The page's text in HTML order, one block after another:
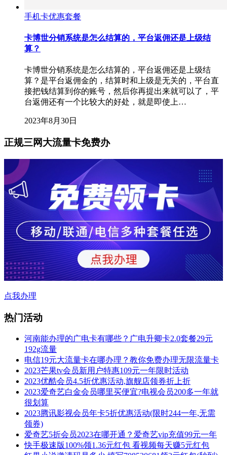
手机卡优惠套餐
卡博世分销系统是怎么结算的，平台返佣还是上级结
算？
卡博世分销系统是怎么结算的，平台返佣还是上级结
算？是平台返佣金的，结算时和上级是无关的，平台直
接把钱结算到你的账号，然后你再提出来就可以了，平
台返佣还有一个比较大的好处，就是即使上…
2023年8月30日
正规三网大流量卡免费办
点我办理
热门活动
河南能办理的广电卡有哪些？广电升卿卡2.0套餐29元
192g流量
电信19元大流量卡在哪办理？教你免费办理无限流量卡
2023芒果tv会员新用户特惠109元一年限时活动
2023优酷会员4.5折优惠活动,旗舰店领券折上折
2023爱奇艺白金会员哪里买便宜?电视会员200多一年就
很划算
2023腾讯影视会员年卡5折优惠活动(限时244一年,无需
领券)
爱奇艺5折会员2023在哪开通？爱奇艺vip充值99元一年
快手极速版100%领1.36元红包 看视频每天赚5元红包